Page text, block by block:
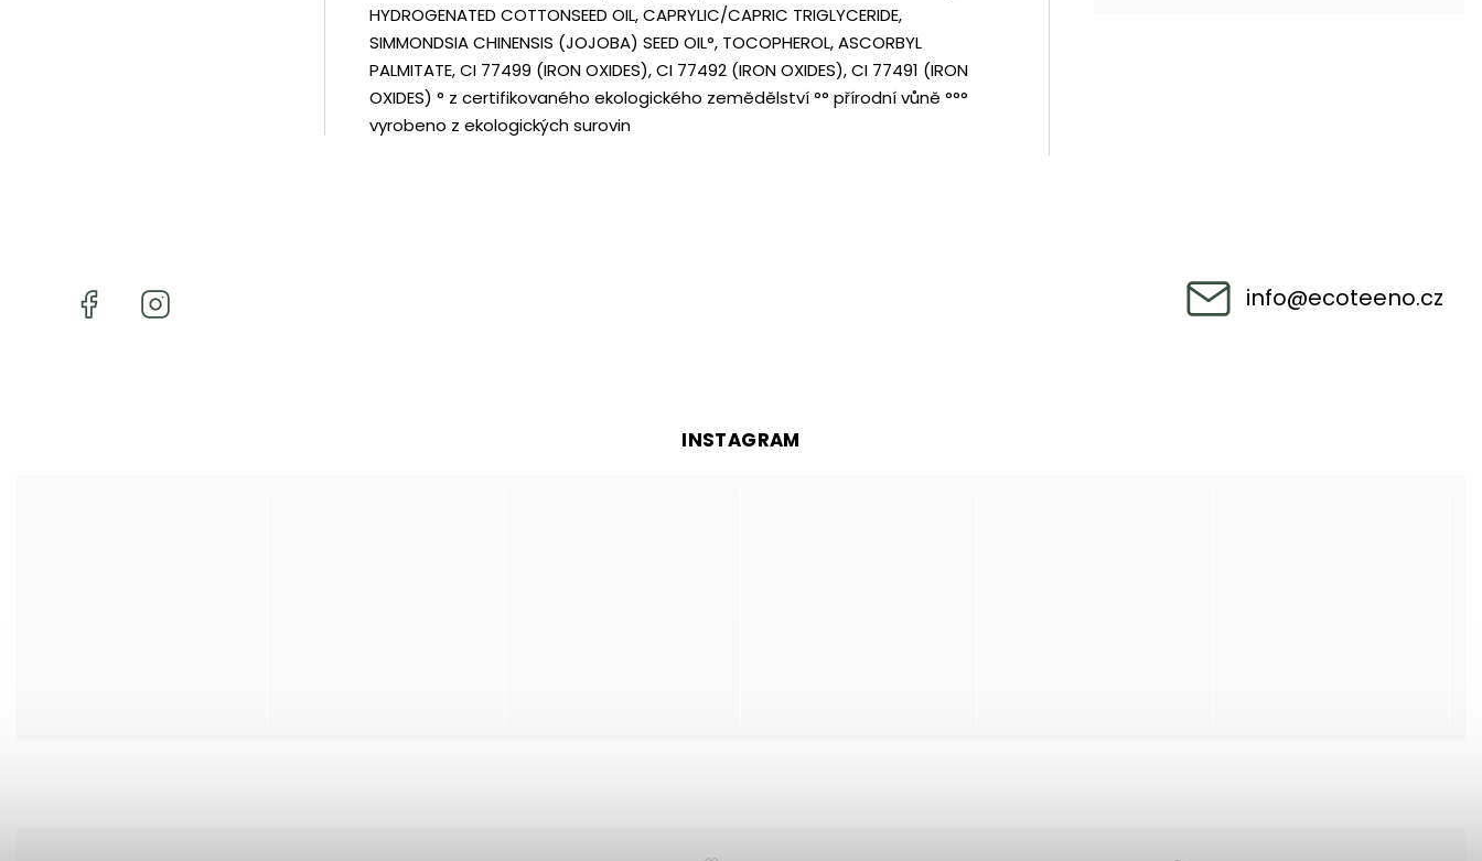
HYDROGENATED COTTONSEED OIL, CAPRYLIC/CAPRIC TRIGLYCERIDE,
SIMMONDSIA CHINENSIS (JOJOBA) SEED OIL°, TOCOPHEROL, ASCORBYL
PALMITATE, CI 77499 (IRON OXIDES), CI 77492 (IRON OXIDES), CI 77491 (IRON
OXIDES) ° z certifikovaného ekologického zemědělství °° přírodní vůně °°°
vyrobeno z ekologických surovin
info@ecoteeno.cz
INSTAGRAM